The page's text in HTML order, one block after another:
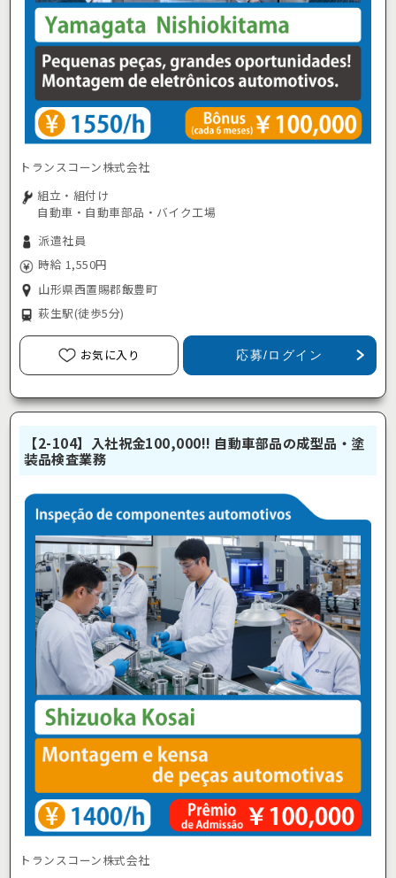
トランスコーン株式会社
組立・組付け
自動車・自動車部品・バイク工場
派遣社員
時給 1,550円
山形県西置賜郡飯豊町
萩生駅(徒歩5分)
お気に入り 応募/ログイン
【2-104】入社祝金100,000!! 自動車部品の成型品・塗
装品検査業務
トランスコーン株式会社